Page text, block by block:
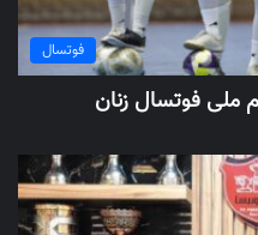
فوتسال
ملی فوتسال زنان